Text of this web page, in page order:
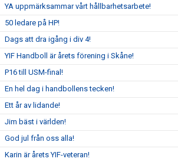
YA uppmärksammar vårt hållbarhetsarbete!
50 ledare på HP!
Dags att dra igång i div 4!
YIF Handboll är årets förening i Skåne!
P16 till USM-final!
En hel dag i handbollens tecken!
Ett år av lidande!
Jim bäst i världen!
God jul från oss alla!
Karin är årets YIF-veteran!